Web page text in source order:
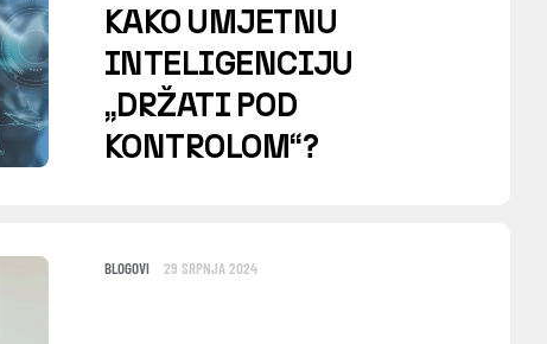
KAKO UMJETNU
INTELIGENCIJU
„DRŽATI POD
KONTROLOM“?
BLOGOVI 29 SRPNJA 2024